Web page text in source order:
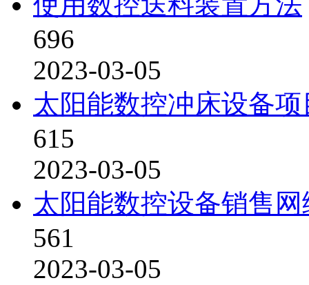
696
2023-03-05
太阳能数控冲床设备
615
2023-03-05
太阳能数控设备销售网
561
2023-03-05